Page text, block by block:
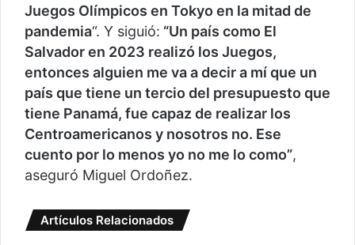
Juegos Olímpicos en Tokyo en la mitad de
pandemia“. Y siguió: “Un país como El
Salvador en 2023 realizó los Juegos,
entonces alguien me va a decir a mí que un
país que tiene un tercio del presupuesto que
tiene Panamá, fue capaz de realizar los
Centroamericanos y nosotros no. Ese
cuento por lo menos yo no me lo como”,
aseguró Miguel Ordoñez.
Artículos Relacionados